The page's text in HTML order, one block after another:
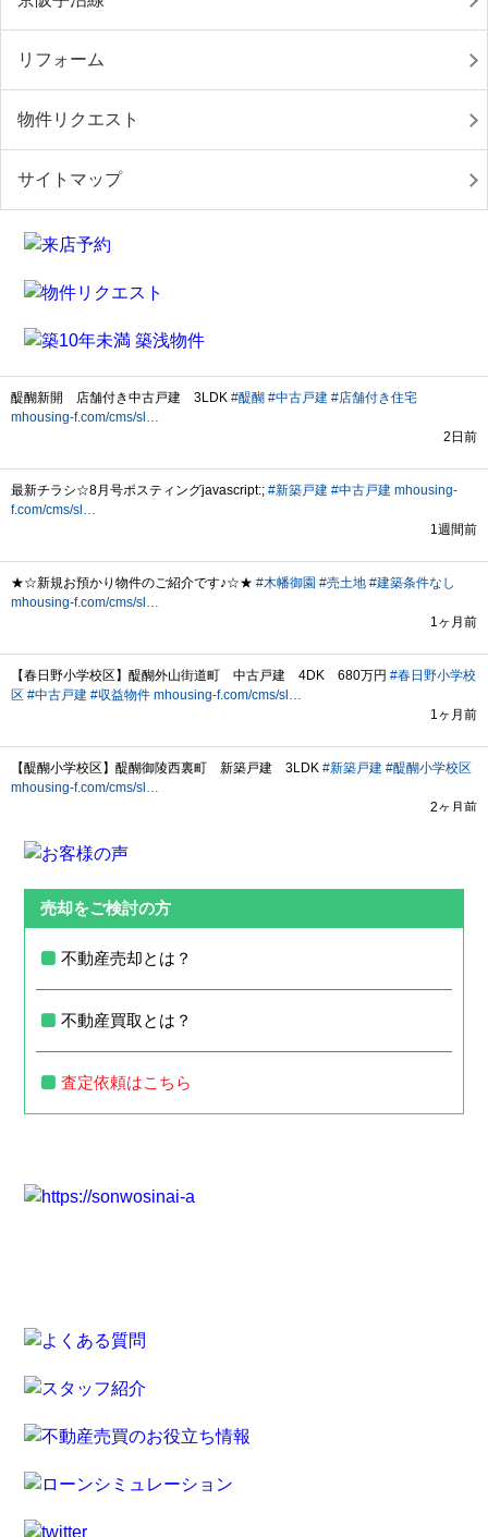
リフォーム
物件リクエスト
サイトマップ
売却をご検討の方
不動産売却とは？
不動産買取とは？
査定依頼はこちら